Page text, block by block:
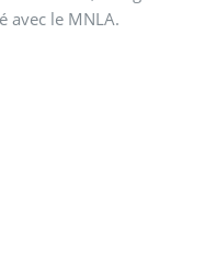
avec le MNLA.